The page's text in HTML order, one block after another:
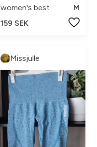
women's best
M
159 SEK
Missjulle